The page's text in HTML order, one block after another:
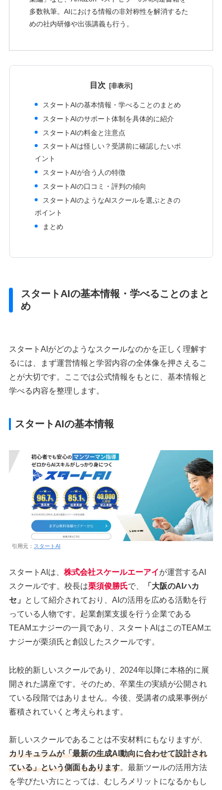
多数執筆。AIにおける情報の非対称性を解消するた
めの社内研修や出張講義も行う。
目次
スタートAIの基本情報・学べることのまとめ
スタートAIのサポート体制を具体的に紹介
スタートAIの料金と注意点
スタートAIは怪しい？受講前に確認したいポ
イント
スタートAIが合う人の特徴
スタートAIの口コミ・評判の傾向
スタートAIのようなAIスクールを選ぶときの
ポイント
まとめ
スタートAIの基本情報・学べることのまと
め
スタートAIがどのようなスクールなのかを正しく理解す
るには、まず運営情報と学習内容の全体像を押さえるこ
とが大切です。ここでは公式情報をもとに、基本情報と
学べる内容を整理します。
スタートAIの基本情報
引用元： スタートAI
スタートAIは、株式会社スケールエーアイが運営するAI
スクールです。校長は栗須俊勝氏で、
「大阪のAIハカ
セ」
として紹介されており、AIの活用を広める活動を行
っている人物です。起業創業支援を行う企業である
TEAMエナジーの一員であり、スタートAIはこのTEAMエ
ナジーが栗須氏と創設したスクールです。
比較的新しいスクールであり、2024年以降に本格的に展
開された講座です。そのため、卒業生の実績が公開され
ている段階ではありません。今後、受講者の成果事例が
蓄積されていくと考えられます。
新しいスクールであることは不安材料にもなりますが、
カリキュラムが「最新の生成AI動向に合わせて設計され
ている」という側面もあります。最新ツールの活用方法
を学びたい方にとっては、むしろメリットになるかもし